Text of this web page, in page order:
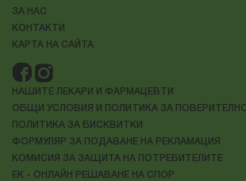
ЗА НАС
КОНТАКТИ
КАРТА НА САЙТА
НАШИТЕ ЛЕКАРИ И ФАРМАЦЕВТИ
ОБЩИ УСЛОВИЯ И ПОЛИТИКА ЗА
ПОЛИТИКА ЗА БИСКВИТКИ
ФОРМУЛЯР ЗА ПОДАВАНЕ НА РЕКЛАМАЦИЯ
КОМИСИЯ ЗА ЗАЩИТА НА ПОТРЕБИТЕЛИТЕ
ЕК - ОНЛАЙН РЕШАВАНЕ НА СПОР